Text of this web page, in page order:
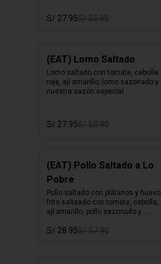
S/ 27.95S/ 55.90
(EAT) Lomo Saltado
Lomo saltado con tomate, cebolla
roja, ají amarillo, lomo sazonado y
nuestra sazón especial.
S/ 27.95S/ 55.90
(EAT) Pollo Saltado a Lo
Pobre
Pollo saltado con plátanos y huevo
frito salteado con tomate, cebolla,
ají amarillo, pollo sazonado y
S/ 28.95S/ 57.90